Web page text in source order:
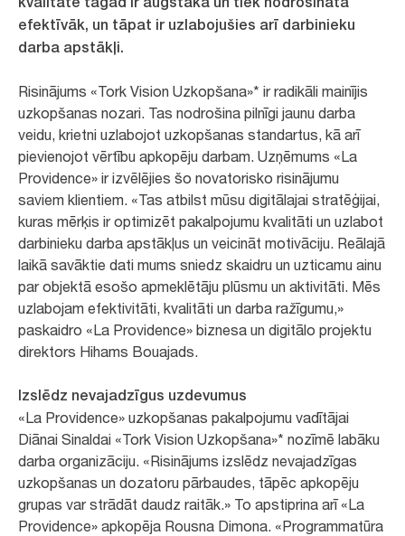
efektīvāk, un tāpat ir uzlabojušies arī darbinieku
darba apstākļi.
Risinājums «Tork Vision Uzkopšana»* ir radikāli mainījis
uzkopšanas nozari. Tas nodrošina pilnīgi jaunu darba
veidu, krietni uzlabojot uzkopšanas standartus, kā arī
pievienojot vērtību apkopēju darbam. Uzņēmums «La
Providence» ir izvēlējies šo novatorisko risinājumu
saviem klientiem. «Tas atbilst mūsu digitālajai stratēģijai,
kuras mērķis ir optimizēt pakalpojumu kvalitāti un uzlabot
darbinieku darba apstākļus un veicināt motivāciju. Reālajā
laikā savāktie dati mums sniedz skaidru un uzticamu ainu
par objektā esošo apmeklētāju plūsmu un aktivitāti. Mēs
uzlabojam efektivitāti, kvalitāti un darba ražīgumu,»
paskaidro «La Providence» biznesa un digitālo projektu
direktors Hihams Bouajads.
Izslēdz nevajadzīgus uzdevumus
«La Providence» uzkopšanas pakalpojumu vadītājai
Diānai Sinaldai «Tork Vision Uzkopšana»* nozīmē labāku
darba organizāciju. «Risinājums izslēdz nevajadzīgas
uzkopšanas un dozatoru pārbaudes, tāpēc apkopēju
grupas var strādāt daudz raitāk.» To apstiprina arī «La
Providence» apkopēja Rousna Dimona. «Programmatūra